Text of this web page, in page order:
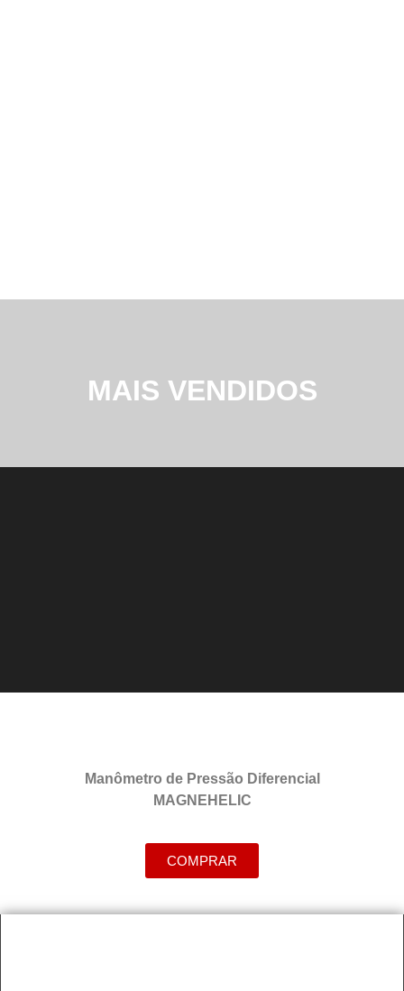
MAIS VENDIDOS
Manômetro de Pressão Diferencial
MAGNEHELIC
COMPRAR